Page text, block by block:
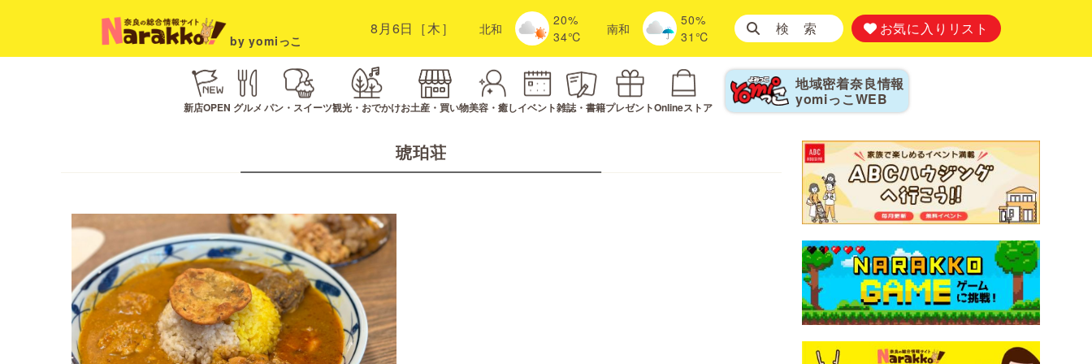
by yomiっこ
8月6日［木］ 北和
20%
34℃
南和
50%
31℃
検 索 お気に入りリスト
新店OPEN グルメ パン・スイーツ観光・おでかけお土産・買い物美容・癒しイベント雑誌・書籍プレゼントOnlineストア
地域密着奈良情報
yomiっこ WEB
琥珀荘